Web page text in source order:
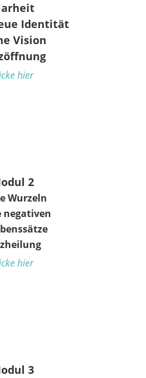
Identität
Vision
hier
2
Wurzeln
negativen
hier
3